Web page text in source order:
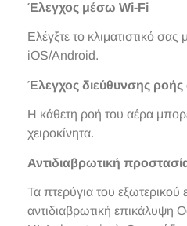
Έλεγχος μέσω Wi-Fi
Ελέγξτε το κλιματιστικό
iOS/Android.
Έλεγχος διεύθυνσης ροής
Η κάθετη ροή του αέρα
χειροκίνητα.
Αντιδιαβρωτική
Τα πτερύγια του εξωτερικού
αντιδιαβρωτική επικάλυψη